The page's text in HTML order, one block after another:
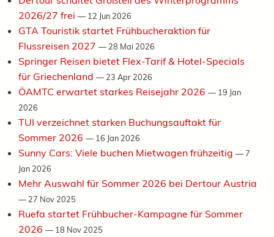
2026/27 frei — 12 Jun 2026
GTA Touristik startet Frühbucheraktion für
Flussreisen 2027 — 28 Mai 2026
Springer Reisen bietet Flex-Tarif & Hotel-Specials
für Griechenland — 23 Apr 2026
ÖAMTC erwartet starkes Reisejahr 2026 — 19 Jan
2026
TUI verzeichnet starken Buchungsauftakt für
Sommer 2026 — 16 Jan 2026
Sunny Cars: Viele buchen Mietwagen frühzeitig —7
Jan 2026
Mehr Auswahl für Sommer 2026 bei Dertour Austria
— 27 Nov 2025
Ruefa startet Frühbucher-Kampagne für Sommer
2026 — 18 Nov 2025